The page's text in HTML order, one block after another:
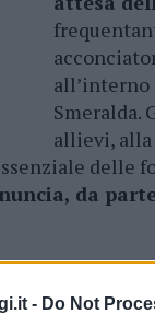
- Do Not
all’interno
Smeralda.
allievi,
delle
da
giorno in cui a
sulle